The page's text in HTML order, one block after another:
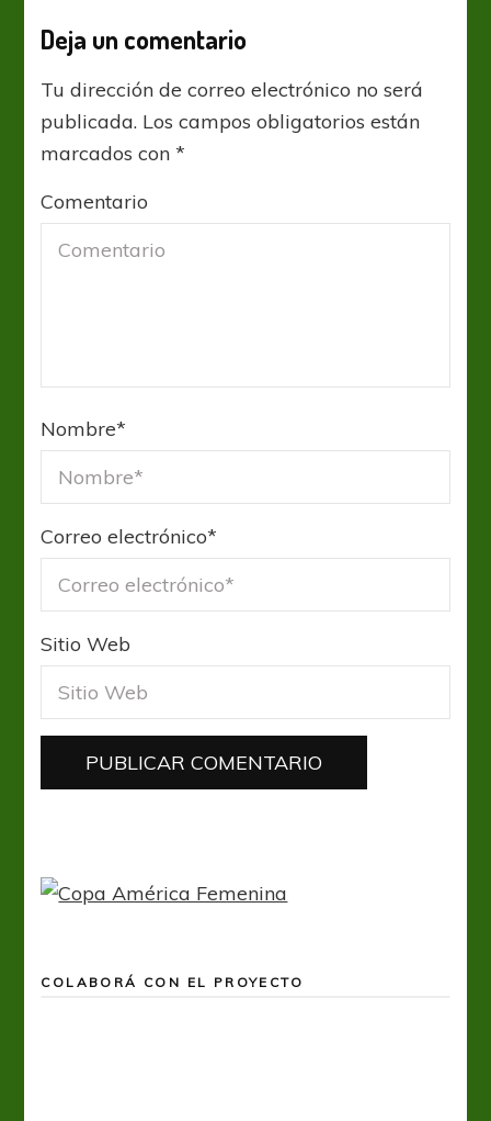
Deja un comentario
Tu dirección de correo electrónico no será
publicada. Los campos obligatorios están
marcados con*
Comentario
Nombre*
Correo electrónico*
Sitio Web
COLABORÁ CON EL PROYECTO